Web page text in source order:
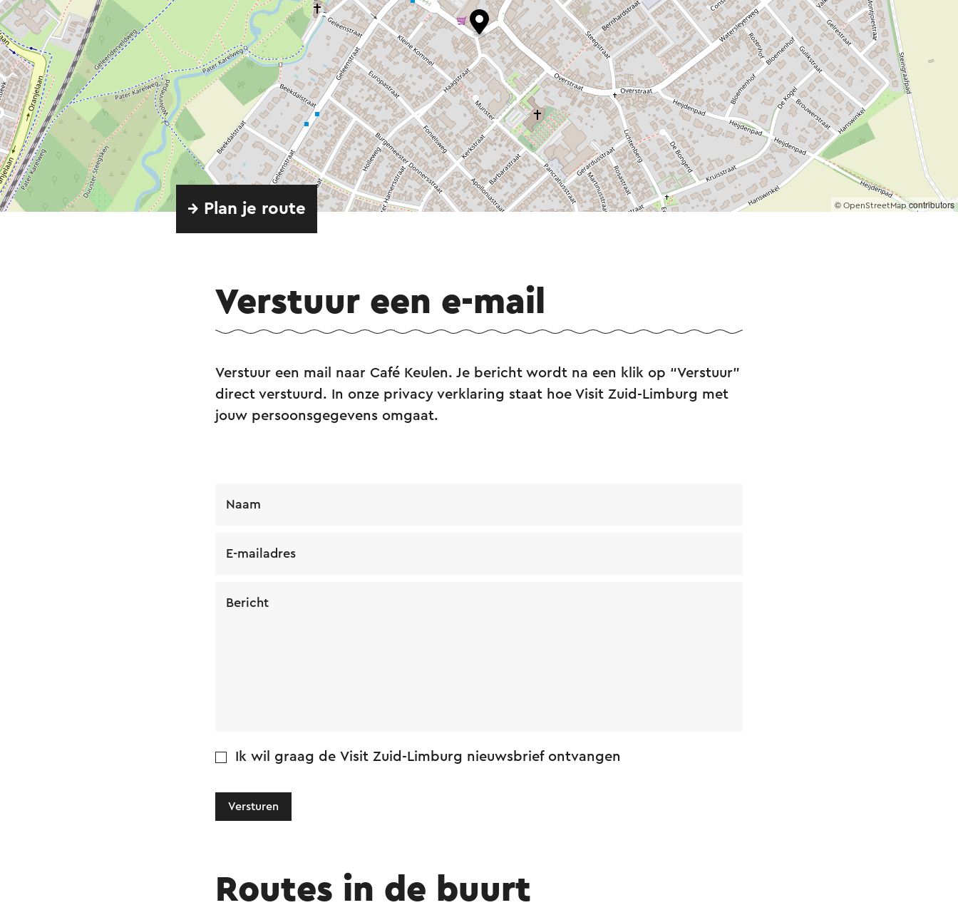
© OpenStreetMapcontributors
→ Plan je route
Verstuur een e-mail
Verstuur een mail naar Café Keulen. Je bericht wordt na een klik op “Verstuur”
direct verstuurd. In onze privacy verklaring staat hoe Visit Zuid-Limburg met
jouw persoonsgegevens omgaat.
Naam
E-mailadres
Bericht
Ik wil graag de Visit Zuid-Limburg nieuwsbrief ontvangen
Versturen
Routes in de buurt